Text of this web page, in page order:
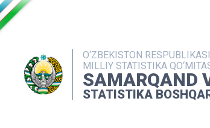
O‘ZBEKISTON RESPUBLIKASI
MILLIY STATISTIKA
SAMARQAND
STATISTIKA